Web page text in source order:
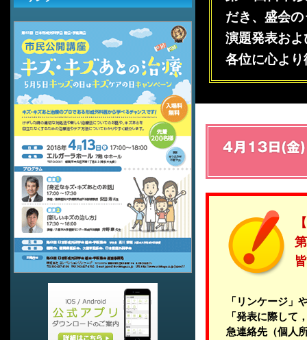
だき、盛会
演題発表お
各位に心よ
「リンケージ」
「発表に際して
急連絡先（個人